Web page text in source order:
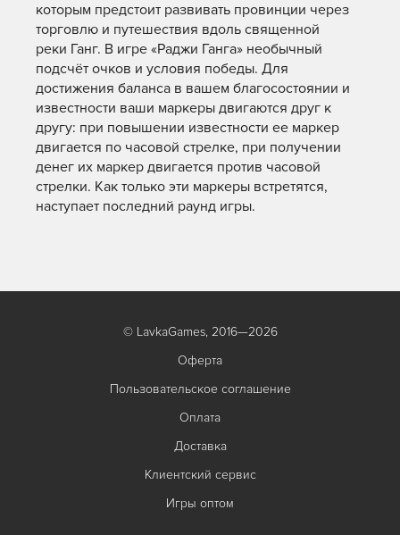
которым предстоит развивать провинции через
торговлю и путешествия вдоль священной
реки Ганг. В игре «Раджи Ганга» необычный
подсчёт очков и условия победы. Для
достижения баланса в вашем благосостоянии и
известности ваши маркеры двигаются друг к
другу: при повышении известности ее маркер
двигается по часовой стрелке, при получении
денег их маркер двигается против часовой
стрелки. Как только эти маркеры встретятся,
наступает последний раунд игры.
© LavkaGames, 2016—2026
Оферта
Пользовательское соглашение
Оплата
Доставка
Клиентский сервис
Игры оптом